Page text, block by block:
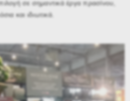
σε σημαντικά έργα πρασίνου,
και ιδιωτικά.